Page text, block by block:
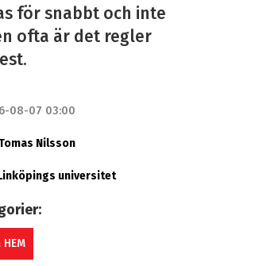
för snabbt och inte
ofta är det regler
08-07 03:00
Nilsson
universitet
HEM